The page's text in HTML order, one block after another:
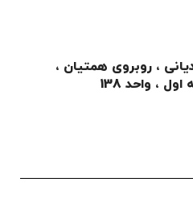
، روبروی همتیان ،
، واحد 138